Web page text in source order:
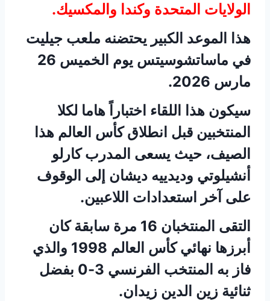
الولايات المتحدة وكندا والمكسيك.
هذا الموعد الكبير يحتضنه ملعب جيليت
في ماساتشوسيتس يوم الخميس 26
مارس 2026.
سيكون هذا اللقاء اختباراً هاما لكلا
المنتخبين قبل انطلاق كأس العالم هذا
الصيف، حيث يسعى المدرب كارلو
أنشيلوتي وديدييه ديشان إلى الوقوف
على آخر استعدادات اللاعبين.
التقى المنتخبان 16 مرة سابقة كان
أبرزها نهائي كأس العالم 1998 والذي
فاز به المنتخب الفرنسي 3-0 بفضل
ثنائية زين الدين زيدان.